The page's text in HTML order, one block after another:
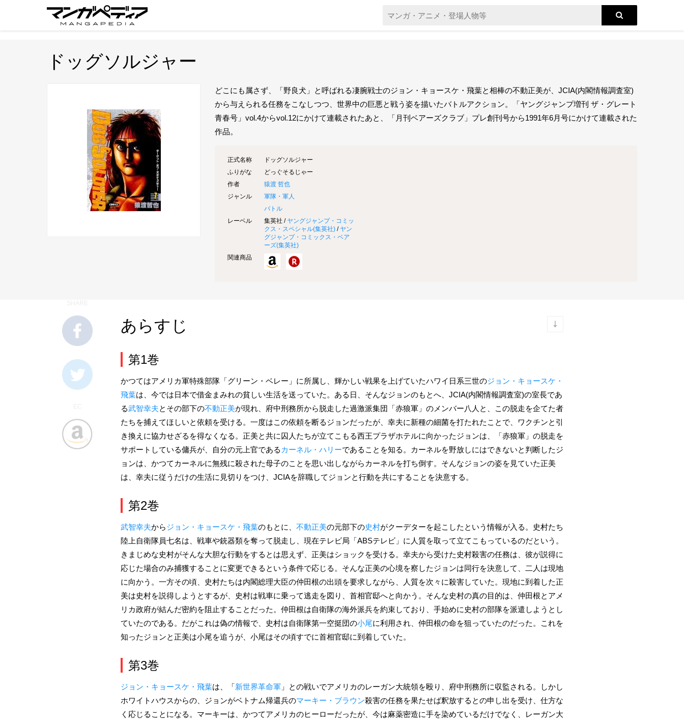
ドッグソルジャー
どこにも属さず、「野良犬」と呼ばれる凄腕戦士のジョン・キョースケ・飛葉と相棒の不動正美が、JCIA(内閣情報調査室)
から与えられる任務をこなしつつ、世界中の巨悪と戦う姿を描いたバトルアクション。「ヤングジャンプ増刊 ザ・グレート
青春号」vol.4からvol.12にかけて連載されたあと、「月刊ベアーズクラブ」プレ創刊号から1991年6月号にかけて連載された
作品。
正式名称
ドッグソルジャー
ふりがな
どっぐそるじゃー
作者
猿渡 哲也
ジャンル
軍隊・軍人
バトル
レーベル
集英社 / ヤングジャンプ・コミッ
クス・スペシャル(集英社) / ヤン
グジャンプ・コミックス・ベア
ーズ(集英社)
関連商品
あらすじ
第1巻
かつてはアメリカ軍特殊部隊「グリーン・ベレー」に所属し、輝かしい戦果を上げていたハワイ日系三世のジョン・キョースケ・
飛葉は、今では日本で借金まみれの貧しい生活を送っていた。ある日、そんなジョンのもとへ、JCIA(内閣情報調査室)の室長であ
る武智幸夫とその部下の不動正美が現れ、府中刑務所から脱走した過激派集団「赤狼軍」のメンバー八人と、この脱走を企てた者
たちを捕えてほしいと依頼を受ける。一度はこの依頼を断るジョンだったが、幸夫に新種の細菌を打たれたことで、ワクチンと引
き換えに協力せざるを得なくなる。正美と共に囚人たちが立てこもる西王プラザホテルに向かったジョンは、「赤狼軍」の脱走を
サポートしている傭兵が、自分の元上官である カーネル・ハリーであることを知る。カーネルを野放しにはできないと判断したジ
ョンは、かつてカーネルに無残に殺された母子のことを思い出しながらカーネルを打ち倒す。そんなジョンの姿を見ていた正美
は、幸夫に従うだけの生活に見切りをつけ、JCIAを辞職してジョンと行動を共にすることを決意する。
第2巻
武智幸夫からジョン・キョースケ・飛葉のもとに、 不動正美の元部下の史村がクーデターを起こしたという情報が入る。史村たち
陸上自衛隊員七名は、戦車や銃器類を奪って脱走し、現在テレビ局「ABSテレビ」に人質を取って立てこもっているのだという。
きまじめな史村がそんな大胆な行動をするとは思えず、正美はショックを受ける。幸夫から受けた史村殺害の任務は、彼が説得に
応じた場合のみ捕獲することに変更できるという条件で応じる。そんな正美の心境を察したジョンは同行を決意して、二人は現地
に向かう。一方その頃、史村たちは内閣総理大臣の仲田根の出頭を要求しながら、人質を次々に殺害していた。現地に到着した正
美は史村を説得しようとするが、史村は戦車に乗って逃走を図り、首相官邸へと向かう。そんな史村の真の目的は、仲田根とアメ
リカ政府が結んだ密約を阻止することだった。仲田根は自衛隊の海外派兵を約束しており、手始めに史村の部隊を派遣しようとし
ていたのである。だがこれは偽の情報で、史村は自衛隊第一空挺団の小尾に利用され、仲田根の命を狙っていたのだった。これを
知ったジョンと正美は小尾を追うが、小尾はその頃すでに首相官邸に到着していた。
第3巻
ジョン・キョースケ・飛葉は、「新世界革命軍 」との戦いでアメリカのレーガン大統領を殴り、府中刑務所に収監される。しかし
ホワイトハウスからの、ジョンがベトナム帰還兵のマーキー・ブラウン殺害の任務を果たせば釈放するとの申し出を受け、仕方な
く応じることになる。マーキーは、かつてアメリカのヒーローだったが、今は麻薬密造に手を染めているだけでなく、レーガン大